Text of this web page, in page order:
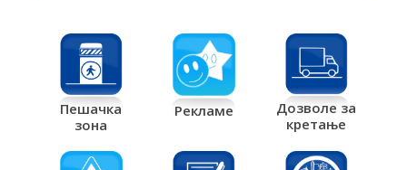
Пешачка
зона
Рекламе
Дозволе за
кретање